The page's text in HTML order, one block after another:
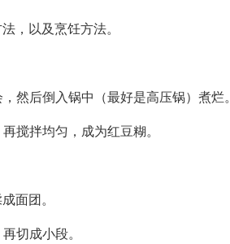
，以及烹饪方法。
然后倒入锅中（最好是高压锅）煮烂。
搅拌均匀，成为红豆糊。
面团。
切成小段。